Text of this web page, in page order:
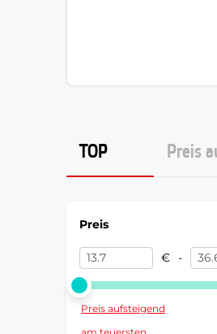
TOP Preis
Preis
€ -
Preis aufsteigend